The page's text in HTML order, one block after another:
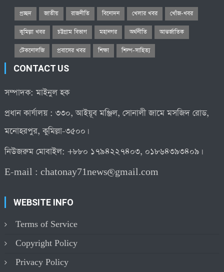
প্রচ্ছদ জাতীয় রাজনীতি বিনোদন খেলার খবর খোঁজ-খবর
কুমিল্লা খবর চট্টগ্রাম বিভাগ মহানগর অর্থনীতি আন্তর্জাতিক
টেকনোলজি প্রবাসের খবর শিক্ষা শিল্প-সাহিত্য
CONTACT US
সম্পাদক: মাইনুল হক
প্রধান কার্যালয় : ৩৩০, আইয়ূব মঞ্জিল, সোনালী জামে মসজিদ রোড,
মনোহরপুর, কুমিল্লা-৩৫০০।
নিউজরুম মোবাইল: +৮৮০ ১৭৯৪২২৭৪০৩, ০১৮৬৪৩৯৩৪০৯।
E-mail :chatonay71news@gmail.com
WEBSITE INFO
Terms of Service
Copyright Policy
Privacy Policy